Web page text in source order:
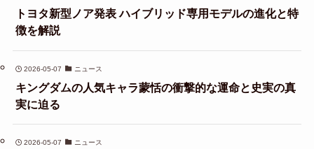
トヨタ新型ノア発表 ハイブリッド専用モデルの進化と特
徴を解説
2026-05-07 ニュース
キングダムの人気キャラ蒙恬の衝撃的な運命と史実の真
実に迫る
2026-05-07 ニュース